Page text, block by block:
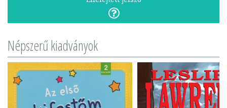
Népszerű kiadványok